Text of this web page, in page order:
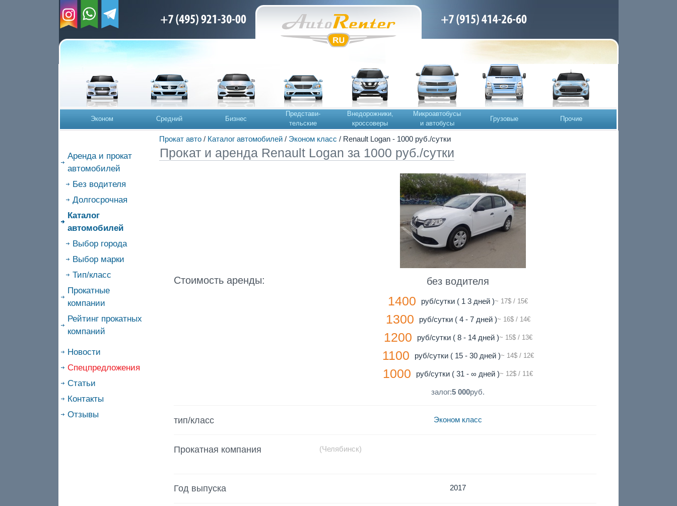
Эконом Средний Бизнес
Представи-
тельские
Внедорожники,
кроссоверы
Микроавтобусы
и автобусы
Грузовые Прочие
Прокат авто/ Каталог автомобилей/ Эконом класс / Renault Logan - 1000 руб./сутки
Аренда и прокат
автомобилей
Без водителя
Долгосрочная
Каталог
автомобилей
Выбор города
Выбор марки
Тип/класс
Прокатные
компании
Рейтинг прокатных
компаний
Новости
Спецпредложения
Статьи
Контакты
Отзывы
Прокат и аренда Renault Logan за 1000 руб./сутки
Стоимость аренды: без водителя
1400 руб/сутки ( 1 3 дней )~ 17$ / 15€
1300 руб/сутки ( 4 - 7 дней )~ 16$ / 14€
1200 руб/сутки ( 8 - 14 дней )~ 15$ / 13€
1100 руб/сутки ( 15 - 30 дней )~ 14$ / 12€
1000 руб/сутки ( 31 - ∞ дней )~ 12$ / 11€
залог:5 000руб.
тип/класс Эконом класс
Прокатная компания (Челябинск)
Год выпуска 2017